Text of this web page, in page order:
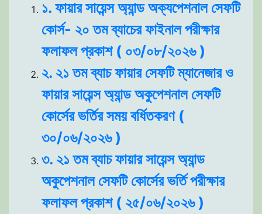
১. ফায়ার সায়েন্স অ্যান্ড অক্যপেশনাল সেফটি
কোর্স- ২০ তম ব্যাচের ফাইনাল পরীক্ষার
ফলাফল প্রকাশ ( ০৩/০৮/২০২৬ )
২. ২১ তম ব্যাচ ফায়ার সেফটি ম্যানেজার ও
ফায়ার সায়েন্স অ্যান্ড অকুপেশনাল সেফটি
কোর্সের ভর্তির সময় বর্ধিতকরণ (
৩০/০৬/২০২৬ )
৩. ২১ তম ব্যাচ ফায়ার সায়েন্স অ্যান্ড
অকুপেশনাল সেফটি কোর্সের ভর্তি পরীক্ষার
ফলাফল প্রকাশ ( ২৫/০৬/২০২৬ )